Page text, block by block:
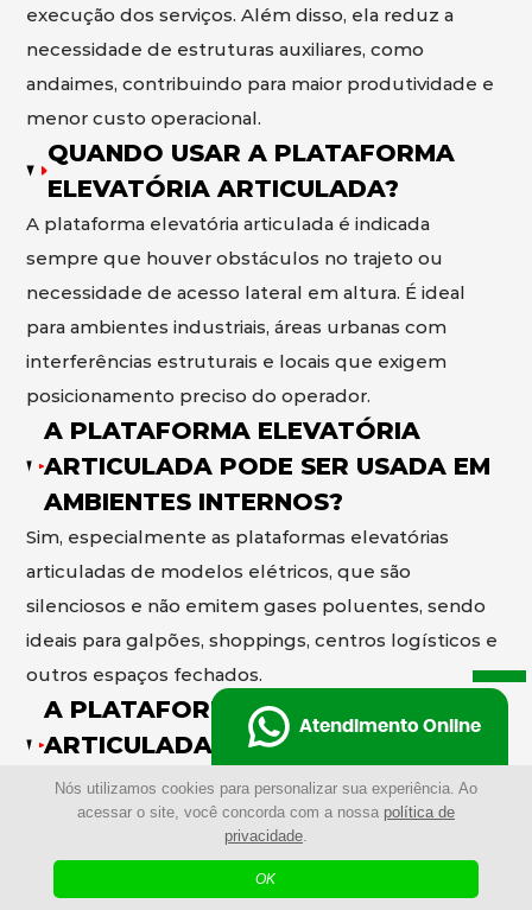
Nós utilizamos cookies para personalizar sua experiência. Ao
acessar o site, você concorda com a nossa política de
privacidade.
OK
execução dos serviços. Além disso, ela reduz a
necessidade de estruturas auxiliares, como
andaimes, contribuindo para maior produtividade e
menor custo operacional.
QUANDO USAR A PLATAFORMA
ELEVATÓRIA ARTICULADA?
A plataforma elevatória articulada é indicada
sempre que houver obstáculos no trajeto ou
necessidade de acesso lateral em altura. É ideal
para ambientes industriais, áreas urbanas com
interferências estruturais e locais que exigem
posicionamento preciso do operador.
A PLATAFORMA ELEVATÓRIA
ARTICULADA PODE SER USADA EM
AMBIENTES INTERNOS?
Sim, especialmente as plataformas elevatórias
articuladas de modelos elétricos, que são
silenciosos e não emitem gases poluentes, sendo
ideais para galpões, shoppings, centros logísticos e
outros espaços fechados.
A PLATAFORMA ELEVATÓRIA
ARTICULADA PODE SER USADA EM
AMBIENTES EXTERNOS?
Sim, existem as plataformas elevatórias articuladas
de modelos a diesel desenvolvidos para operar em
ambientes externos, com maior potência e
Atendimento Online